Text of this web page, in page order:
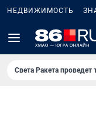
НЕДВИЖИМОСТЬ
Света Ракета проведет